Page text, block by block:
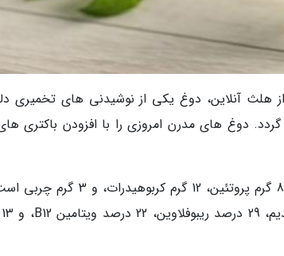
از هلث آنلاین، دوغ یکی از نوشیدنی های
دوغ های مدرن امروزی را با افزودن باکتری
یک لیوان دوغ (معادل 245 میلی لیتر) دارای 98 کالری انرژی، 8 گرم پروتئین،